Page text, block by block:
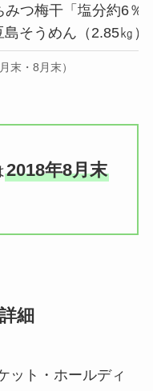
みつ梅干「塩分約6％
そうめん（2.85㎏）
末・8月末）
2018年8月末
細
ット・ホールディ